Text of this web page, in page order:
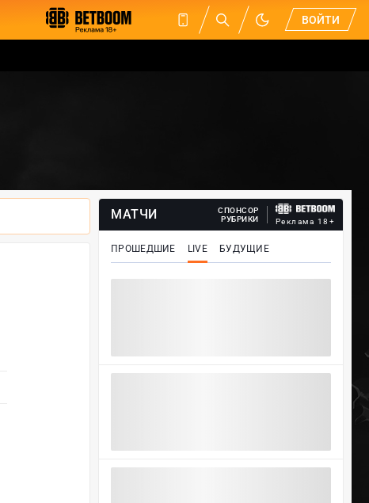
ВОЙТИ
МАТЧИ
СПОНСОР
РУБРИКИ
Реклама 18+
ПРОШЕДШИЕ LIVE БУДУЩИЕ